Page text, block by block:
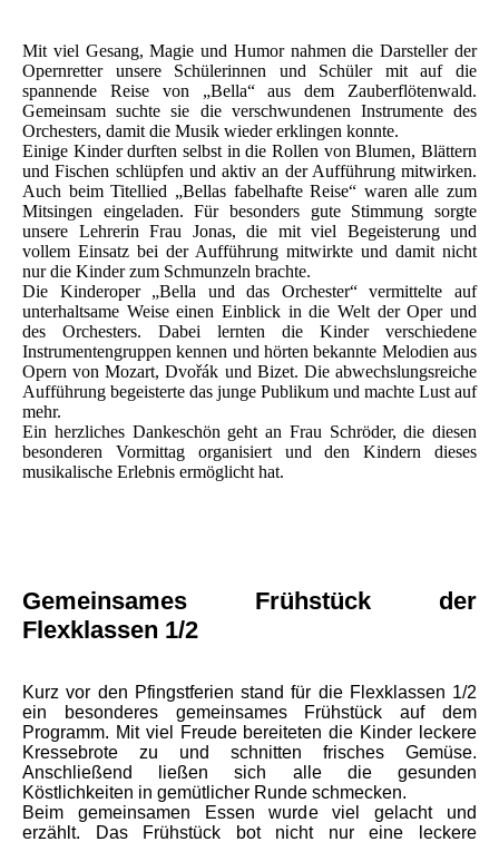
Mit viel Gesang, Magie und Humor nahmen die Darsteller der
Opernretter unsere Schülerinnen und Schüler mit auf die
spannende Reise von „Bella“ aus dem Zauberflötenwald.
Gemeinsam suchte sie die verschwundenen Instrumente des
Orchesters, damit die Musik wieder erklingen konnte.
Einige Kinder durften selbst in die Rollen von Blumen, Blättern
und Fischen schlüpfen und aktiv an der Aufführung mitwirken.
Auch beim Titellied „Bellas fabelhafte Reise“ waren alle zum
Mitsingen eingeladen. Für besonders gute Stimmung sorgte
unsere Lehrerin Frau Jonas, die mit viel Begeisterung und
vollem Einsatz bei der Aufführung mitwirkte und damit nicht
nur die Kinder zum Schmunzeln brachte.
Die Kinderoper „Bella und das Orchester“ vermittelte auf
unterhaltsame Weise einen Einblick in die Welt der Oper und
des Orchesters. Dabei lernten die Kinder verschiedene
Instrumentengruppen kennen und hörten bekannte Melodien aus
Opern von Mozart, Dvořák und Bizet. Die abwechslungsreiche
Aufführung begeisterte das junge Publikum und machte Lust auf
mehr.
Ein herzliches Dankeschön geht an Frau Schröder, die diesen
besonderen Vormittag organisiert und den Kindern dieses
musikalische Erlebnis ermöglicht hat.
Gemeinsames Frühstück der
Flexklassen 1/2
Kurz vor den Pfingstferien stand für die Flexklassen 1/2
ein besonderes gemeinsames Frühstück auf dem
Programm. Mit viel Freude bereiteten die Kinder leckere
Kressebrote zu und schnitten frisches Gemüse.
Anschließend ließen sich alle die gesunden
Köstlichkeiten in gemütlicher Runde schmecken.
Beim gemeinsamen Essen wurde viel gelacht und
erzählt. Das Frühstück bot nicht nur eine leckere